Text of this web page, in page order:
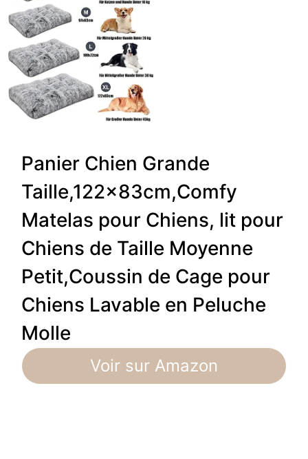
Panier Chien Grande
Taille,122x83cm,Comfy
Matelas pour Chiens, lit pour
Chiens de Taille Moyenne
Petit,Coussin de Cage pour
Chiens Lavable en Peluche
Molle
Voir sur Amazon